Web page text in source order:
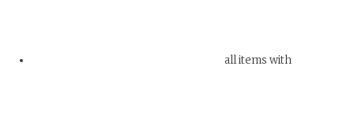
all items with